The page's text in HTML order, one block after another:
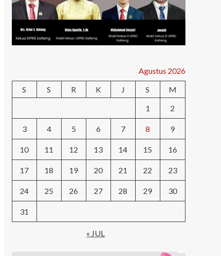
Agustus 2026
S
S R K J S
M
1
2
3 4 5 6 7 8 9
10 11 12 13 14 15 16
17 18 19 20 21 22 23
24 25 26 27 28 29 30
31
« JUL